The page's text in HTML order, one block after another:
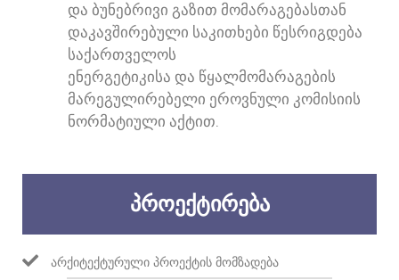
ᲓᲐ ᲑᲣᲜᲔᲑᲠᲘᲕᲘ ᲒᲐᲖᲘᲗ ᲛᲝᲛᲐᲠᲐᲒᲔᲑᲐᲡᲗᲐᲜ
ᲓᲐᲙᲐᲕᲨᲘᲠᲔᲑᲣᲚᲘ ᲡᲐᲙᲘᲗᲮᲔᲑᲘ ᲬᲔᲡᲠᲘᲒᲓᲔᲑᲐ
ᲡᲐᲥᲐᲠᲗᲕᲔᲚᲝᲡ
ᲔᲜᲔᲠᲒᲔᲢᲘᲙᲘᲡᲐ ᲓᲐ ᲬᲧᲐᲚᲛᲝᲛᲐᲠᲐᲒᲔᲑᲘᲡ
ᲛᲐᲠᲔᲒᲣᲚᲘᲠᲔᲑᲔᲚᲘ ᲔᲠᲝᲕᲜᲣᲚᲘ ᲙᲝᲛᲘᲡᲘᲘᲡ
ᲜᲝᲠᲛᲐᲢᲘᲣᲚᲘ ᲐᲥᲢᲘᲗ.
ᲞᲠᲝᲔᲥᲢᲘᲠᲔᲑᲐ
ᲐᲠᲥᲘᲢᲔᲥᲢᲣᲠᲣᲚᲘ ᲞᲠᲝᲔᲥᲢᲘᲡ ᲛᲝᲛᲖᲐᲓᲔᲑᲐ